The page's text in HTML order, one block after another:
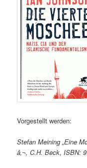
Vorgestellt werden:
Stefan Meining „Eine
â‚¬, C.H. Beck, ISBN: